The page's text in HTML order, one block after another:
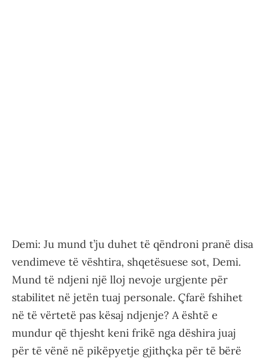
Demi: Ju mund t’ju duhet të qëndroni pranë disa
vendimeve të vështira, shqetësuese sot, Demi.
Mund të ndjeni një lloj nevoje urgjente për
stabilitet në jetën tuaj personale. Çfarë fshihet
në të vërtetë pas kësaj ndjenje? A është e
mundur që thjesht keni frikë nga dëshira juaj
për të vënë në pikëpyetje gjithçka për të bërë